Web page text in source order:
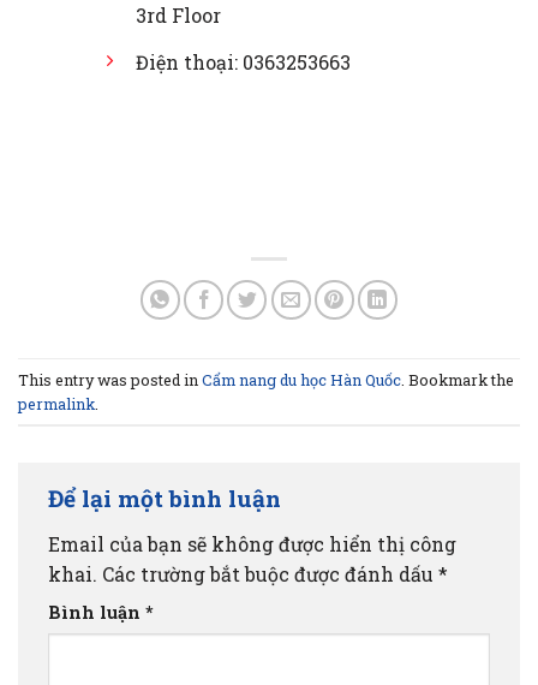
3rd Floor
Điện thoại: 0363253663
This entry was posted in Cẩm nang du học Hàn Quốc . Bookmark the
permalink
Để lại một bình luận
Email của bạn sẽ không được hiển thị công
khai. Các trường bắt buộc được đánh dấu *
Bình luận *